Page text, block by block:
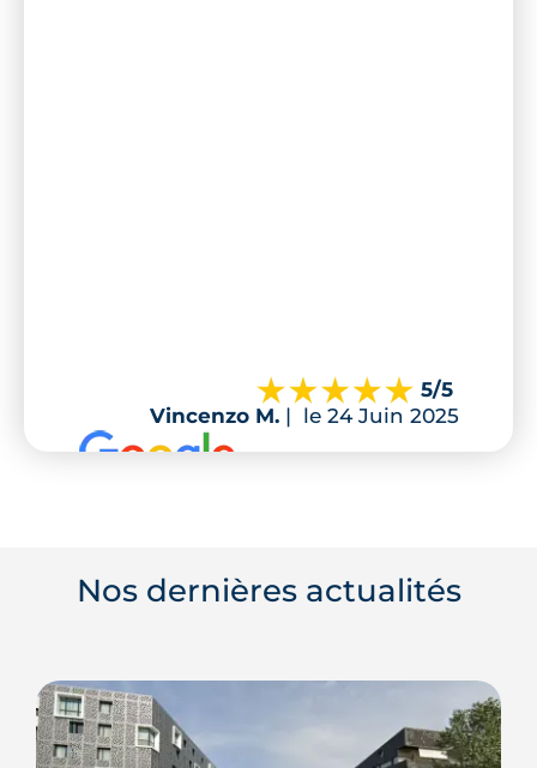
5/5
Vincenzo M. | le 24 Juin 2025
Nos dernières actualités